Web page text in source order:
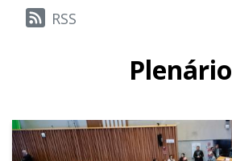
Últimas Notícias
RSS
Plenário